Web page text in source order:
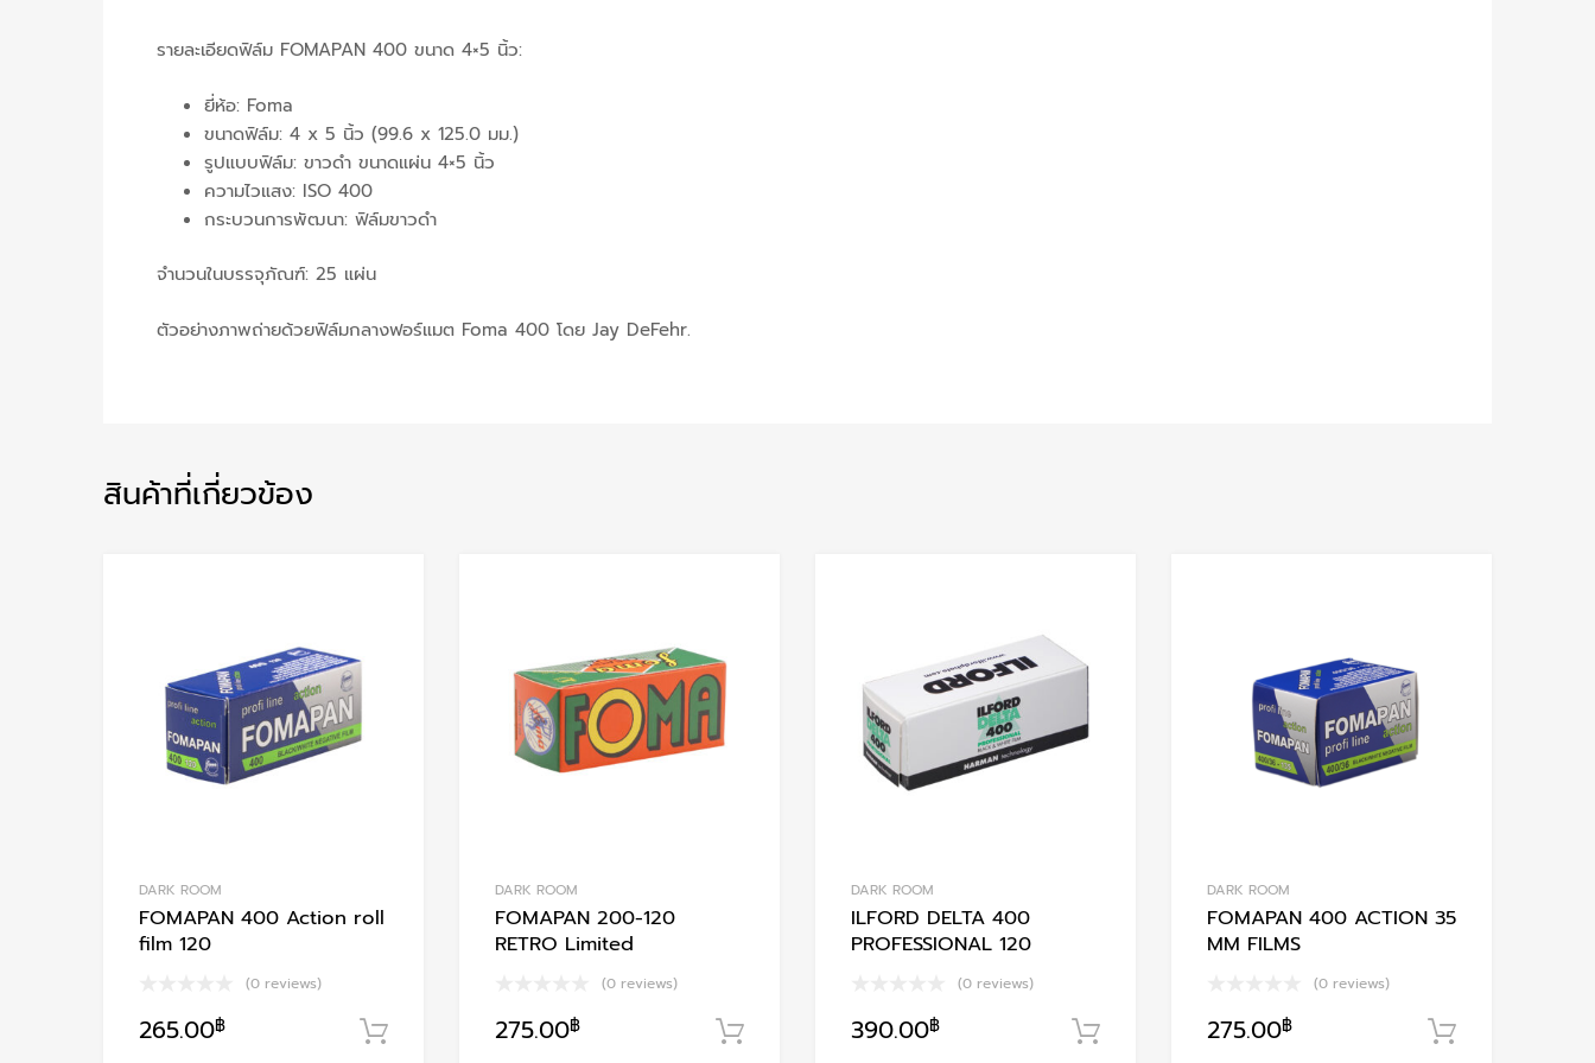
รายละเอียดฟิล์ม FOMAPAN 400 ขนาด 4×5 นิ้ว:
ยี่ห้อ: Foma
ขนาดฟิล์ม: 4 x 5 นิ้ว (99.6 x 125.0 มม.)
รูปแบบฟิล์ม: ขาวดำ ขนาดแผ่น 4×5 นิ้ว
ความไวแสง: ISO 400
กระบวนการพัฒนา: ฟิล์มขาวดำ
จำนวนในบรรจุภัณฑ์: 25 แผ่น
ตัวอย่างภาพถ่ายด้วยฟิล์มกลางฟอร์แมต Foma 400 โดย Jay DeFehr.
สินค้าที่เกี่ยวข้อง
DARK ROOM
FOMAPAN 400 Action roll
film 120
(0 reviews)
265.00฿ หยิบใส่ตะกร้า
DARK ROOM
FOMAPAN 200-120
RETRO Limited
(0 reviews)
275.00฿ หยิบใส่ตะกร้า
DARK ROOM
ILFORD DELTA 400
PROFESSIONAL 120
(0 reviews)
390.00฿ หยิบใส่ตะกร้า
DARK ROOM
FOMAPAN 400 ACTION 35
MM FILMS
(0 reviews)
275.00฿